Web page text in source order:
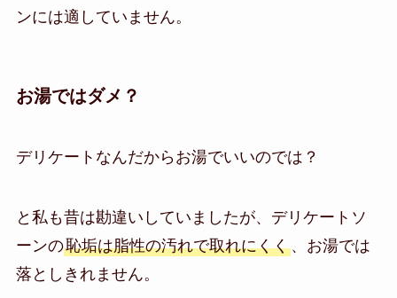
ンには適していません。
お湯ではダメ？
デリケートなんだからお湯でいいのでは？
と私も昔は勘違いしていましたが、デリケートソ
ーンの恥垢は脂性の汚れで取れにくく、お湯では
落としきれません。